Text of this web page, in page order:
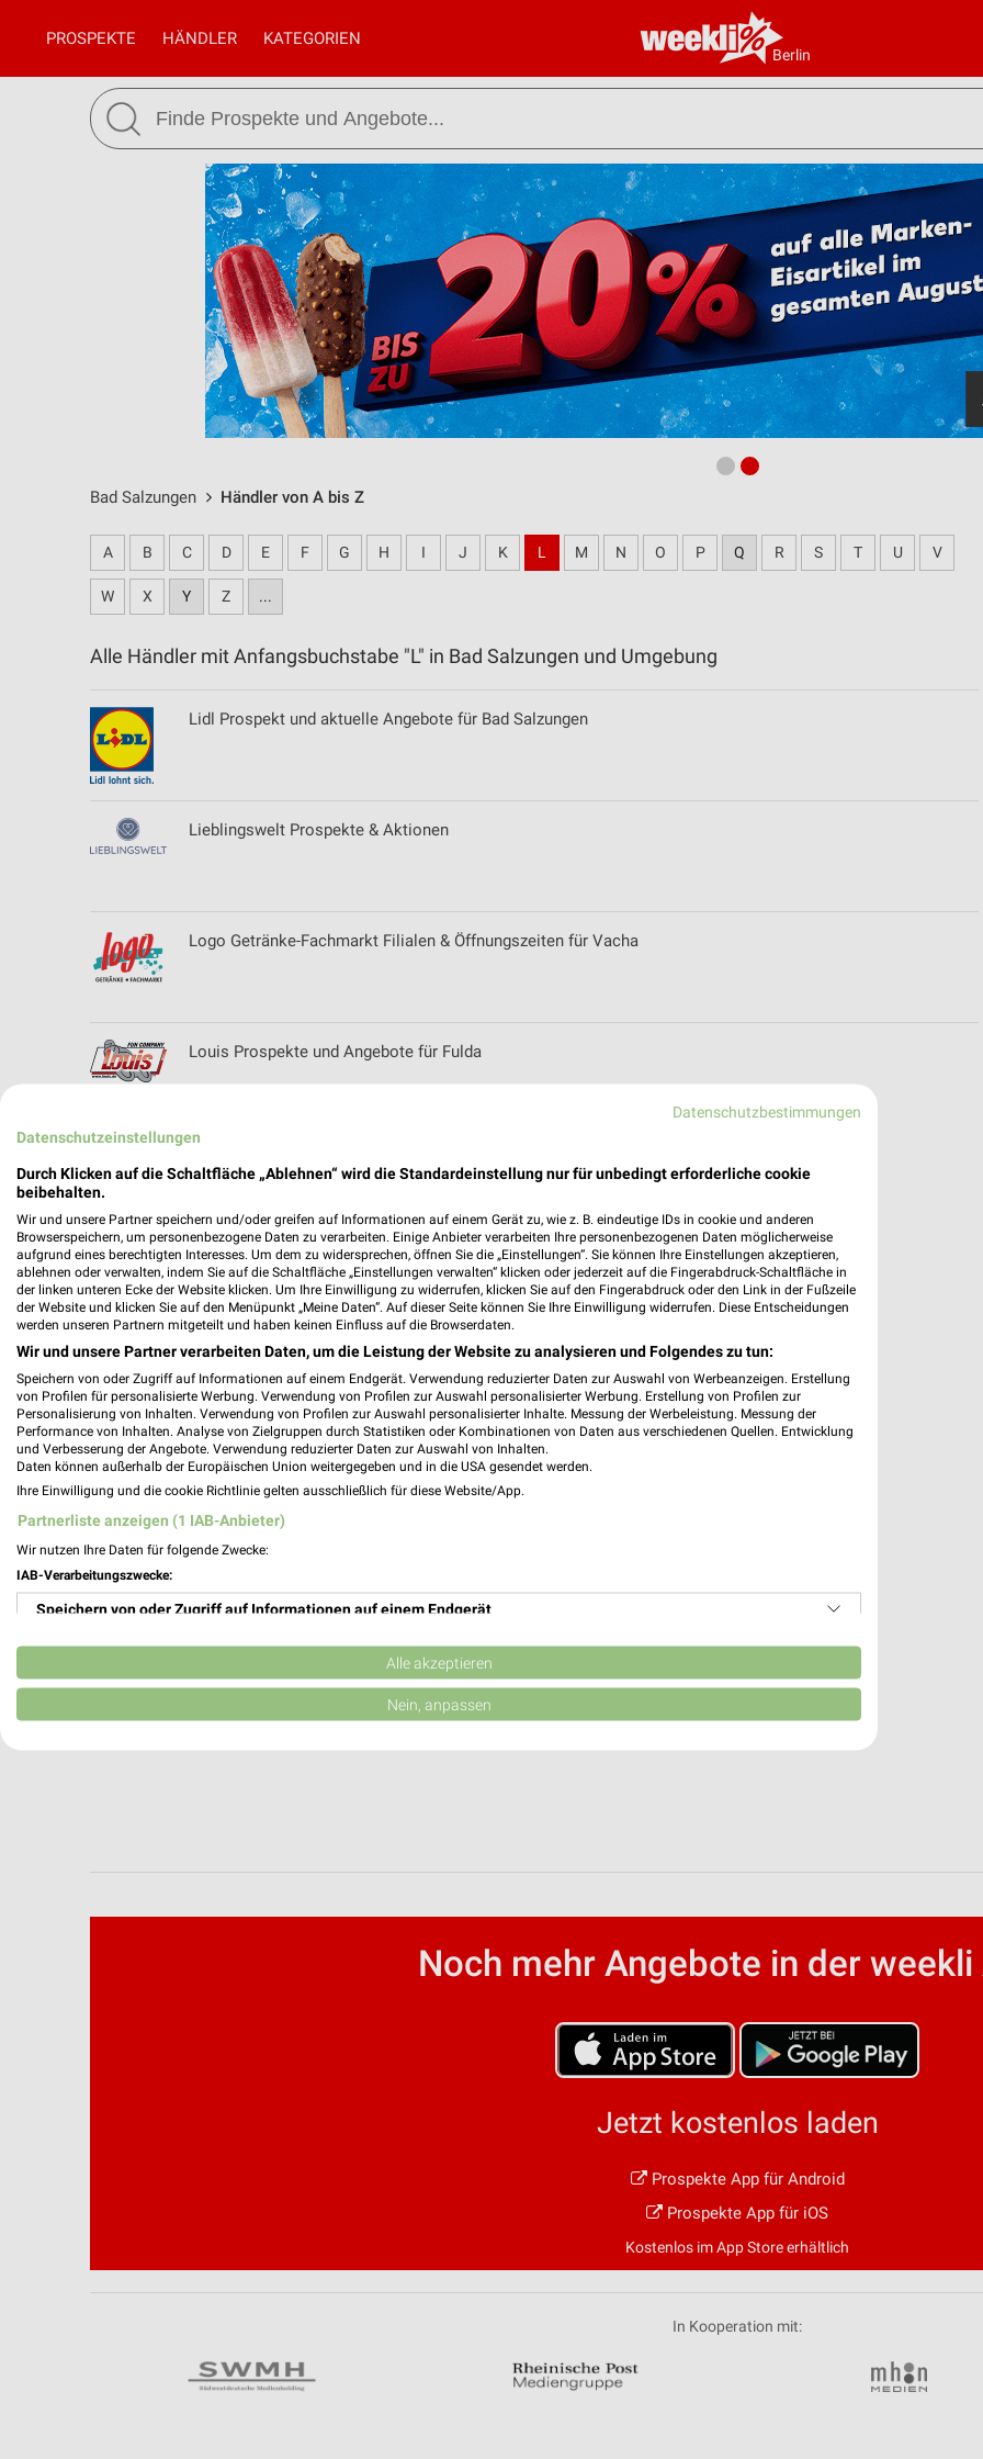
Berlin
PROSPEKTE HÄNDLER KATEGORIEN
Bad Salzungen Händler von A bis Z
A B C D E F G H I J K L M N O P Q R S T U V
W X Y Z ...
Alle Händler mit Anfangsbuchstabe "L" in Bad Salzungen und Umgebung
Lidl Prospekt und aktuelle Angebote für Bad Salzungen
Lieblingswelt Prospekte & Aktionen
Logo Getränke-Fachmarkt Filialen & Öffnungszeiten für Vacha
Louis Prospekte und Angebote für Fulda
Noch mehr Angebote in der weekli
Jetzt kostenlos laden
Prospekte App für Android
Prospekte App für iOS
Kostenlos im App Store erhältlich
In Kooperation mit:
Datenschutzbestimmungen
Datenschutzeinstellungen
Durch Klicken auf die Schaltfläche „Ablehnen“ wird die Standardeinstellung nur für unbedingt erforderliche cookie
beibehalten.
Wir und unsere Partner speichern und/oder greifen auf Informationen auf einem Gerät zu, wie z. B. eindeutige IDs in cookie und anderen
Browserspeichern, um personenbezogene Daten zu verarbeiten. Einige Anbieter verarbeiten Ihre personenbezogenen Daten möglicherweise
aufgrund eines berechtigten Interesses. Um dem zu widersprechen, öffnen Sie die „Einstellungen“. Sie können Ihre Einstellungen akzeptieren,
ablehnen oder verwalten, indem Sie auf die Schaltfläche „Einstellungen verwalten“ klicken oder jederzeit auf die Fingerabdruck-Schaltfläche in
der linken unteren Ecke der Website klicken. Um Ihre Einwilligung zu widerrufen, klicken Sie auf den Fingerabdruck oder den Link in der Fußzeile
der Website und klicken Sie auf den Menüpunkt „Meine Daten“. Auf dieser Seite können Sie Ihre Einwilligung widerrufen. Diese Entscheidungen
werden unseren Partnern mitgeteilt und haben keinen Einfluss auf die Browserdaten.
Wir und unsere Partner verarbeiten Daten, um die Leistung der Website zu analysieren und Folgendes zu tun:
Speichern von oder Zugriff auf Informationen auf einem Endgerät. Verwendung reduzierter Daten zur Auswahl von Werbeanzeigen. Erstellung
von Profilen für personalisierte Werbung. Verwendung von Profilen zur Auswahl personalisierter Werbung. Erstellung von Profilen zur
Personalisierung von Inhalten. Verwendung von Profilen zur Auswahl personalisierter Inhalte. Messung der Werbeleistung. Messung der
Performance von Inhalten. Analyse von Zielgruppen durch Statistiken oder Kombinationen von Daten aus verschiedenen Quellen. Entwicklung
und Verbesserung der Angebote. Verwendung reduzierter Daten zur Auswahl von Inhalten.
Daten können außerhalb der Europäischen Union weitergegeben und in die USA gesendet werden.
Ihre Einwilligung und die cookie Richtlinie gelten ausschließlich für diese Website/App.
Partnerliste anzeigen (1 IAB-Anbieter)
Wir nutzen Ihre Daten für folgende Zwecke:
IAB-Verarbeitungszwecke:
Speichern von oder Zugriff auf Informationen auf einem Endgerät
Verwendung reduzierter Daten zur Auswahl von Werbeanzeigen
Erstellung von Profilen für personalisierte Werbung
Analyse von Zielgruppen durch Statistiken oder Kombinationen von Daten aus verschiedenen
Alle akzeptieren
Nein, anpassen